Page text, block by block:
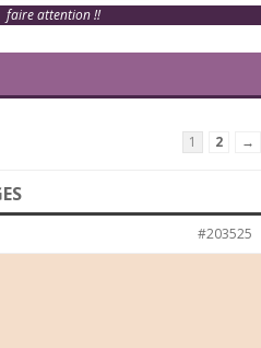
faire attention !!
1 2 →
#203525